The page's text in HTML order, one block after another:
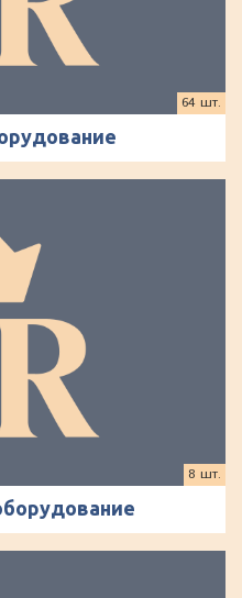
64 шт.
8 шт.